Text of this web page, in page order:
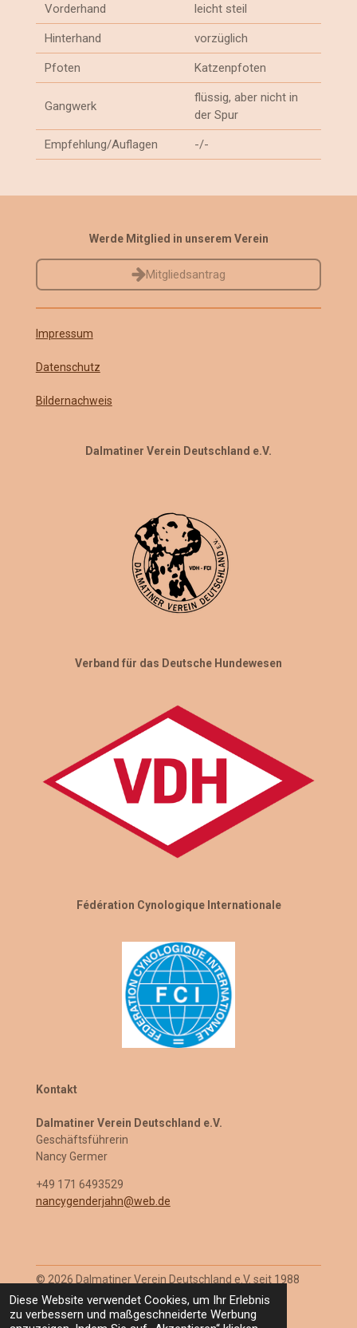
Diese Website verwendet Cookies, um Ihr Erlebnis
zu verbessern und maßgeschneiderte Werbung
Vorderhand leicht steil
Hinterhand vorzüglich
Pfoten Katzenpfoten
Gangwerk
flüssig, aber nicht in
der Spur
Empfehlung/Auflagen -/-
Werde Mitglied in unserem Verein
Mitgliedsantrag
Impressum
Datenschutz
Bildernachweis
Dalmatiner Verein Deutschland e.V.
Verband für das Deutsche Hundewesen
Fédération Cynologique Internationale
Kontakt
Dalmatiner Verein Deutschland e.V.
Geschäftsführerin
Nancy Germer
+49 171 6493529
nancygenderjahn@web.de
© 2026 Dalmatiner Verein Deutschland e.V. seit 1988
Mit Unterstützung vonWebador